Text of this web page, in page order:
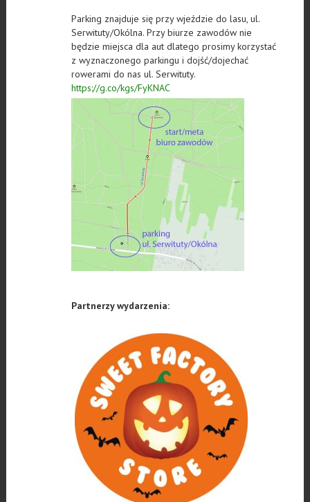
Parking znajduje się przy wjeździe do lasu, ul.
Serwituty/Okólna. Przy biurze zawodów nie
będzie miejsca dla aut dlatego prosimy korzystać
z wyznaczonego parkingu i dojść/dojechać
rowerami do nas ul. Serwituty.
https://g.co/kgs/FyKNAC
Partnerzy wydarzenia: